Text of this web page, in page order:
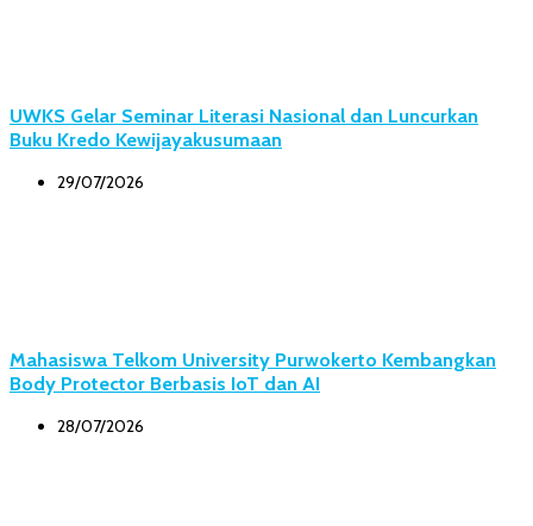
UWKS Gelar Seminar Literasi Nasional dan Luncurkan
Buku Kredo Kewijayakusumaan
29/07/2026
Mahasiswa Telkom University Purwokerto Kembangkan
Body Protector Berbasis IoT dan AI
28/07/2026